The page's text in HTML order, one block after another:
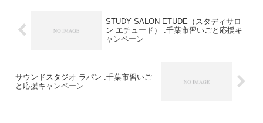
STUDY SALON ETUDE（スタディサロ
ン エチュード） :千葉市習いごと応援キ
ャンペーン
サウンドスタジオ ラパン :千葉市習いご
と応援キャンペーン